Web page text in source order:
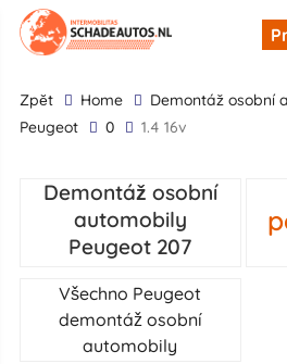
zpĕt Home
demontáž osobní
Peugeot
0 1.4 16v
Demontáž osobní
automobily
Peugeot 207
Všechno Peugeot
demontáž osobní
automobily